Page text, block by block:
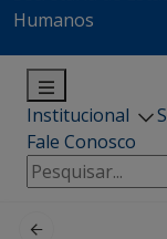
Humanos
Institucional
Fale Conosco
Pesquisar
por: